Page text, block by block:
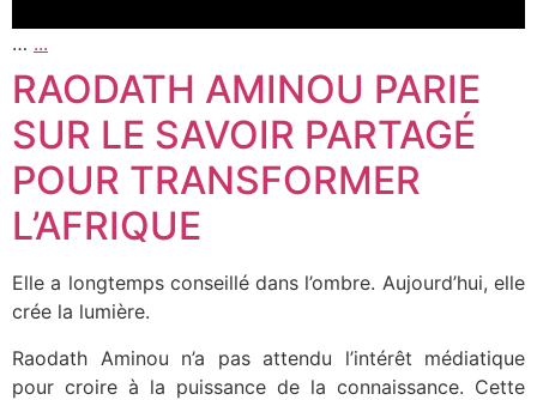
… ...
RAODATH AMINOU PARIE
SUR LE SAVOIR PARTAGÉ
POUR TRANSFORMER
L’AFRIQUE
Elle a longtemps conseillé dans l’ombre. Aujourd’hui, elle
crée la lumière.
Raodath Aminou n’a pas attendu l’intérêt médiatique
pour croire à la puissance de la connaissance. Cette